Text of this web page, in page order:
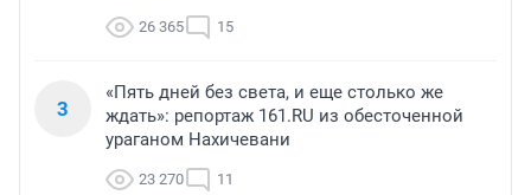
26 365 15
3
«Пять дней без света, и еще столько же
ждать»: репортаж 161.RU из обесточенной
ураганом Нахичевани
23 270 11